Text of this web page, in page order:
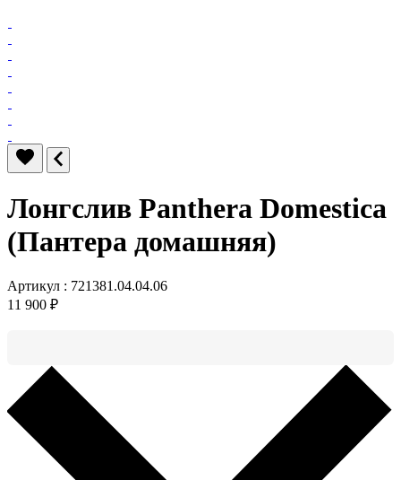
Лонгслив Panthera Domestica
(Пантера домашняя)
Артикул : 721381.04.04.06
11 900 ₽